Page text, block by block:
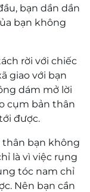
bạn dần dần
bạn không
rời với chiếc
giao với bạn
dám mở lời
cụm bản thân
được.
thân bạn không
là vì việc rụng
tóc nam chỉ
Nên bạn cần